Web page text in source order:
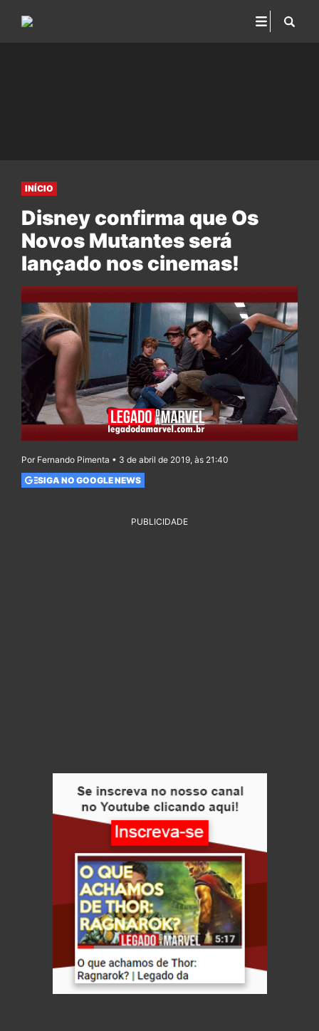
INÍCIO
Disney confirma que Os
Novos Mutantes será
lançado nos cinemas!
Por Fernando Pimenta • 3 de abril de 2019, às 21:40
SIGA NO GOOGLE NEWS
PUBLICIDADE